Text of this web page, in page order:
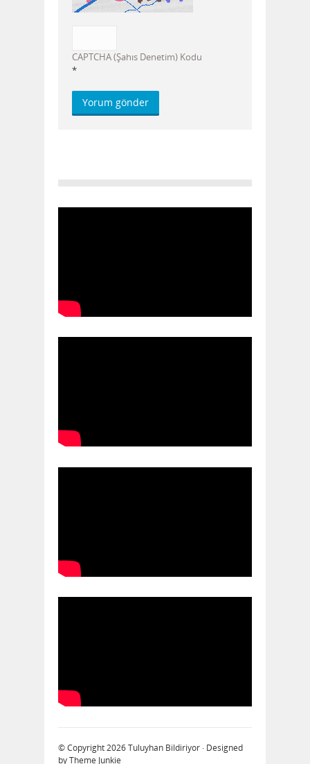
CAPTCHA (Şahıs Denetim) Kodu
*
© Copyright 2026Tuluyhan Bildiriyor · Designed
byTheme Junkie